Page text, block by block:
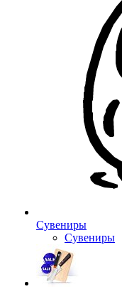
Сувениры
Сувениры